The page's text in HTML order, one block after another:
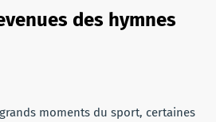
des hymnes
moments du sport, certaines